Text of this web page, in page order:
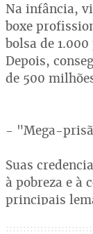
Na infância,
boxe
bolsa de
Depois,
de 500
- "Mega-
Suas
à pobreza e à
principais